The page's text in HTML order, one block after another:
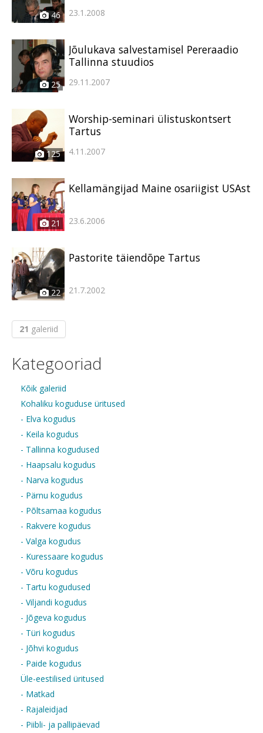
46 23.1.2008
25
Jõulukava salvestamisel Pereraadio
Tallinna stuudios
29.11.2007
125
Worship-seminari ülistuskontsert
Tartus
4.11.2007
21
Kellamängijad Maine osariigist USAst
23.6.2006
22
Pastorite täiendõpe Tartus
21.7.2002
21 galeriid
Kategooriad
Kõik galeriid
Kohaliku koguduse üritused
- Elva kogudus
- Keila kogudus
- Tallinna kogudused
- Haapsalu kogudus
- Narva kogudus
- Pärnu kogudus
- Põltsamaa kogudus
- Rakvere kogudus
- Valga kogudus
- Kuressaare kogudus
- Võru kogudus
- Tartu kogudused
- Viljandi kogudus
- Jõgeva kogudus
- Türi kogudus
- Jõhvi kogudus
- Paide kogudus
Üle-eestilised üritused
- Matkad
- Rajaleidjad
- Piibli- ja pallipäevad